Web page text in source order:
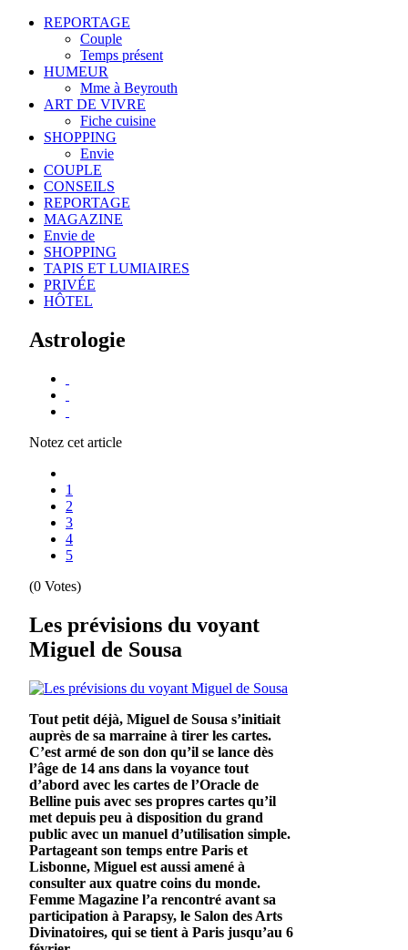
REPORTAGE
Couple
Temps présent
HUMEUR
Mme à Beyrouth
ART DE VIVRE
Fiche cuisine
SHOPPING
Envie
COUPLE
CONSEILS
REPORTAGE
MAGAZINE
Envie de
SHOPPING
TAPIS ET LUMIAIRES
PRIVÉE
HÔTEL
Astrologie
Notez cet article
1
2
3
4
5
(0 Votes)
Les prévisions du voyant
Miguel de Sousa
Tout petit déjà, Miguel de Sousa s’initiait
auprès de sa marraine à tirer les cartes.
C’est armé de son don qu’il se lance dès
l’âge de 14 ans dans la voyance tout
d’abord avec les cartes de l’Oracle de
Belline puis avec ses propres cartes qu’il
met depuis peu à disposition du grand
public avec un manuel d’utilisation simple.
Partageant son temps entre Paris et
Lisbonne, Miguel est aussi amené à
consulter aux quatre coins du monde.
Femme Magazine l’a rencontré avant sa
participation à Parapsy, le Salon des Arts
Divinatoires, qui se tient à Paris jusqu’au 6